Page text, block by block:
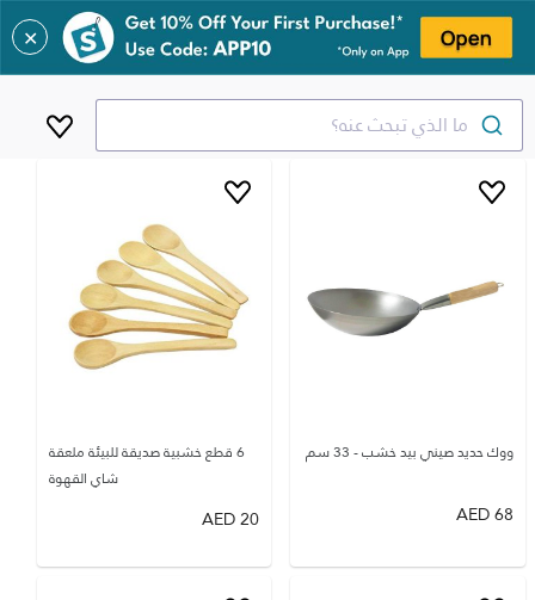
✕
ما الذي تبحث عنه؟
ووك حديد صيني بيد خشب - 33 سم
68
AED
6 قطع خشبية صديقة للبيئة ملعقة
شاي القهوة
20
AED